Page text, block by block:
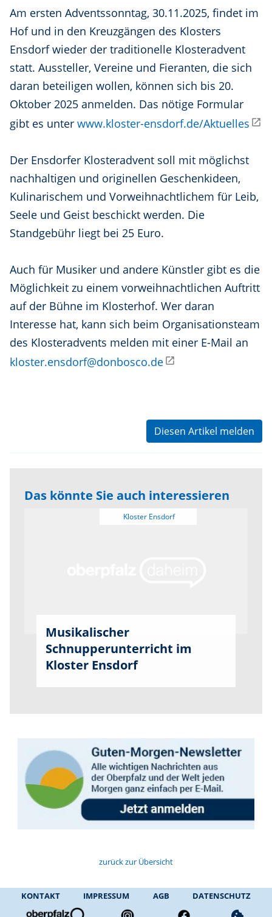
Am ersten Adventssonntag, 30.11.2025, findet im
Hof und in den Kreuzgängen des Klosters
Ensdorf wieder der traditionelle Klosteradvent
statt. Aussteller, Vereine und Fieranten, die sich
daran beteiligen wollen, können sich bis 20.
Oktober 2025 anmelden. Das nötige Formular
gibt es unter www.kloster-ensdorf.de/Aktuelles
Der Ensdorfer Klosteradvent soll mit möglichst
nachhaltigen und originellen Geschenkideen,
Kulinarischem und Vorweihnachtlichem für Leib,
Seele und Geist beschickt werden. Die
Standgebühr liegt bei 25 Euro.
Auch für Musiker und andere Künstler gibt es die
Möglichkeit zu einem vorweihnachtlichen Auftritt
auf der Bühne im Klosterhof. Wer daran
Interesse hat, kann sich beim Organisationsteam
des Klosteradvents melden mit einer E-Mail an
kloster.ensdorf@donbosco.de
Diesen Artikel melden
Das könnte Sie auch interessieren
Musikalischer
Schnupperunterricht im
Kloster Ensdorf
zurück zur Übersicht
KONTAKT IMPRESSUM AGB DATENSCHUTZ